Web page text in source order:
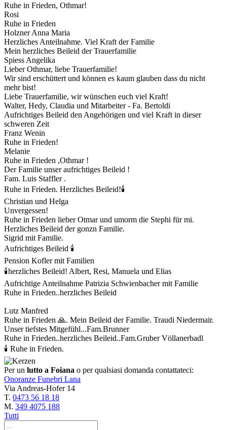
Ruhe in Frieden, Othmar!
Rosi
Ruhe in Frieden
Holzner Anna Maria
Herzliches Anteilnahme. Viel Kraft der Familie
Mein herzliches Beileid der Trauerfamilie
Spiess Angelika
Lieber Othmar, liebe Trauerfamilie!
Wir sind erschüttert und können es kaum glauben dass du nicht
mehr bist!
Liebe Trauerfamilie, wir wünschen euch viel Kraft!
Walter, Hedy, Claudia und Mitarbeiter - Fa. Bertoldi
Aufrichtiges Beileid den Angehörigen und viel Kraft in dieser
schweren Zeit
Franz Wenin
Ruhe in Frieden!
Melanie
Ruhe in Frieden ,Othmar !
Der Familie unser aufrichtiges Beileid !
Fam. Luis Staffler .
Ruhe in Frieden. Herzliches Beileid!🕯
Christian und Helga
Unvergessen!
Ruhe in Frieden lieber Otmar und umorm die Stephi für mi.
Herzliches Beileid der gonzn Familie.
Sigrid mit Familie.
Aufrichtiges Beileid 🕯️
Pension Kofler mit Familien
🕯herzliches Beileid! Albert, Resi, Manuela und Elias
Aufrichtige Anteilnahme Patrizia Schwienbacher mit Familie
Ruhe in Frieden..herzliches Beileid
Lutz Manfred
Ruhe in Frieden 🙏. Mein Beileid der Familie. Traudi Niedermair.
Unser tiefstes Mitgefühl...Fam.Brunner
Ruhe in Frieden..herzliches Beileid..Fam.Gruber Völlanerbadl
🕯 Ruhe in Frieden.
Per un lutto a Foiana o per qualsiasi domanda contattateci:
Onoranze Funebri Lana
Via Andreas-Hofer 14
T. 0473 56 18 18
M. 349 4075 188
Tutti